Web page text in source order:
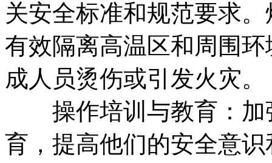
关安全标准和规范要求
有效隔离高温区和周围
成人员烫伤或引发火灾。
操作培训与教育：加
育，提高他们的安全意